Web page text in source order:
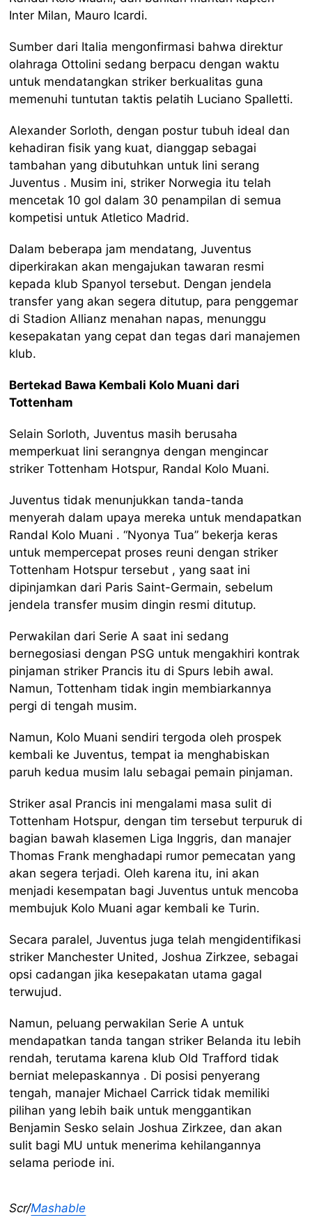
Inter Milan, Mauro Icardi.
Sumber dari Italia mengonfirmasi bahwa direktur
olahraga Ottolini sedang berpacu dengan waktu
untuk mendatangkan striker berkualitas guna
memenuhi tuntutan taktis pelatih Luciano Spalletti.
Alexander Sorloth, dengan postur tubuh ideal dan
kehadiran fisik yang kuat, dianggap sebagai
tambahan yang dibutuhkan untuk lini serang
Juventus . Musim ini, striker Norwegia itu telah
mencetak 10 gol dalam 30 penampilan di semua
kompetisi untuk Atletico Madrid.
Dalam beberapa jam mendatang, Juventus
diperkirakan akan mengajukan tawaran resmi
kepada klub Spanyol tersebut. Dengan jendela
transfer yang akan segera ditutup, para penggemar
di Stadion Allianz menahan napas, menunggu
kesepakatan yang cepat dan tegas dari manajemen
klub.
Bertekad Bawa Kembali Kolo Muani dari
Tottenham
Selain Sorloth, Juventus masih berusaha
memperkuat lini serangnya dengan mengincar
striker Tottenham Hotspur, Randal Kolo Muani.
Juventus tidak menunjukkan tanda-tanda
menyerah dalam upaya mereka untuk mendapatkan
Randal Kolo Muani . “Nyonya Tua” bekerja keras
untuk mempercepat proses reuni dengan striker
Tottenham Hotspur tersebut , yang saat ini
dipinjamkan dari Paris Saint-Germain, sebelum
jendela transfer musim dingin resmi ditutup.
Perwakilan dari Serie A saat ini sedang
bernegosiasi dengan PSG untuk mengakhiri kontrak
pinjaman striker Prancis itu di Spurs lebih awal.
Namun, Tottenham tidak ingin membiarkannya
pergi di tengah musim.
Namun, Kolo Muani sendiri tergoda oleh prospek
kembali ke Juventus, tempat ia menghabiskan
paruh kedua musim lalu sebagai pemain pinjaman.
Striker asal Prancis ini mengalami masa sulit di
Tottenham Hotspur, dengan tim tersebut terpuruk di
bagian bawah klasemen Liga Inggris, dan manajer
Thomas Frank menghadapi rumor pemecatan yang
akan segera terjadi. Oleh karena itu, ini akan
menjadi kesempatan bagi Juventus untuk mencoba
membujuk Kolo Muani agar kembali ke Turin.
Secara paralel, Juventus juga telah mengidentifikasi
striker Manchester United, Joshua Zirkzee, sebagai
opsi cadangan jika kesepakatan utama gagal
terwujud.
Namun, peluang perwakilan Serie A untuk
mendapatkan tanda tangan striker Belanda itu lebih
rendah, terutama karena klub Old Trafford tidak
berniat melepaskannya . Di posisi penyerang
tengah, manajer Michael Carrick tidak memiliki
pilihan yang lebih baik untuk menggantikan
Benjamin Sesko selain Joshua Zirkzee, dan akan
sulit bagi MU untuk menerima kehilangannya
selama periode ini.
Scr/Mashable